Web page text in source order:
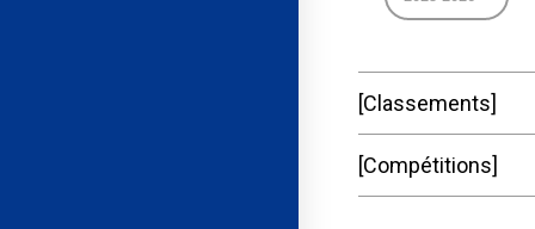
Classements
Compétitions